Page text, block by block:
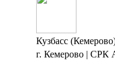
Кузбасс
г. Кемерово | СРК